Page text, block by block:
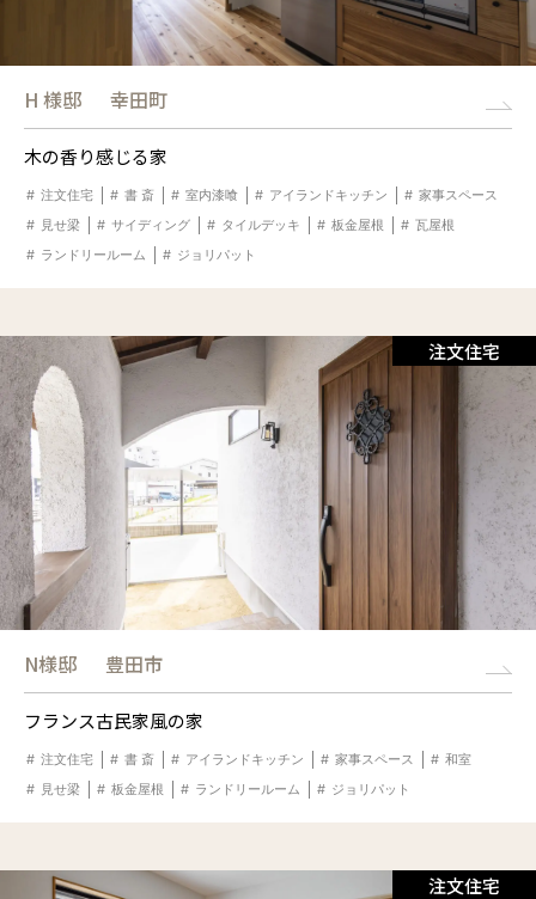
H 様邸 幸田町
木の香り感じる家
注文住宅 書 斎 室内漆喰 アイランドキッチン
家事スペース
見せ梁
サイディング タイルデッキ 板金屋根
瓦屋根
ランドリールーム
ジョリパット
注文住宅
N様邸 豊田市
フランス古民家風の家
注文住宅 書 斎 アイランドキッチン 家事スペース
和室
見せ梁
板金屋根 ランドリールーム ジョリパット
注文住宅